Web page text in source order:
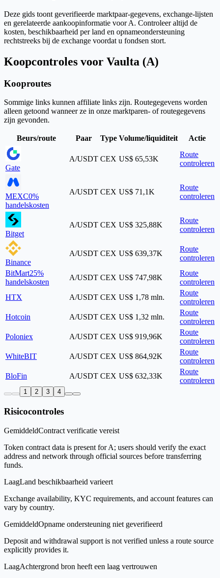
Deze gids toont geverifieerde marktpaar-gegevens, exchange-lijsten
en gerelateerde aankoopinformatie voor A. Controleer altijd de
kosten, beschikbaarheid per land en opnameondersteuning
rechtstreeks bij de exchange voordat u fondsen stort.
Koopcontroles voor Vaulta (A)
Kooproutes
Sommige links kunnen affiliate links zijn. Routegegevens worden
alleen getoond wanneer ze in onze marktparen- of routegegevens
zijn gevonden.
Beurs/route Paar Type Volume/liquiditeit Actie
Gate
A/USDT CEX US$ 65,53K
Route
controleren
MEXC0%
handelskosten
A/USDT CEX US$ 71,1K
Route
controleren
Bitget
A/USDT CEX US$ 325,88K
Route
controleren
Binance
A/USDT CEX US$ 639,37K
Route
controleren
BitMart25%
handelskosten
A/USDT CEX US$ 747,98K
Route
controleren
HTX
A/USDT CEX US$ 1,78 mln.
Route
controleren
Hotcoin
A/USDT CEX US$ 1,32 mln.
Route
controleren
Poloniex
A/USDT CEX US$ 919,96K
Route
controleren
WhiteBIT
A/USDT CEX US$ 864,92K
Route
controleren
BloFin
A/USDT CEX US$ 632,33K
Route
controleren
1 2 3 4
Risicocontroles
GemiddeldContract verificatie vereist
Token contract data is present for A; users should verify the exact
address and network through official sources before transferring
funds.
LaagLand beschikbaarheid varieert
Exchange availability, KYC requirements, and account features can
vary by country.
GemiddeldOpname ondersteuning niet geverifieerd
Deposit and withdrawal support is not verified unless a route source
explicitly provides it.
LaagAchtergrond bron heeft een laag vertrouwen